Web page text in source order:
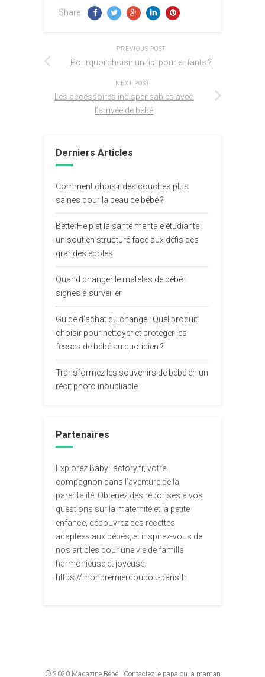
Share:
PREVIOUS POST
Pourquoi choisir un tipi pour enfants ?
NEXT POST
Les accessoires indispensables avec
l’arrivée de bébé
Derniers Articles
Comment choisir des couches plus
saines pour la peau de bébé ?
BetterHelp et la santé mentale étudiante :
un soutien structuré face aux défis des
grandes écoles
Quand changer le matelas de bébé :
signes à surveiller
Guide d’achat du change : Quel produit
choisir pour nettoyer et protéger les
fesses de bébé au quotidien ?
Transformez les souvenirs de bébé en un
récit photo inoubliable
Partenaires
Explorez BabyFactory.fr, votre
compagnon dans l’aventure de la
parentalité. Obtenez des réponses à vos
questions sur la maternité et la petite
enfance, découvrez des recettes
adaptées aux bébés, et inspirez-vous de
nos articles pour une vie de famille
harmonieuse et joyeuse.
https://monpremierdoudou-paris.fr
© 2020 Magazine Bébé| Contactez le papa ou la maman